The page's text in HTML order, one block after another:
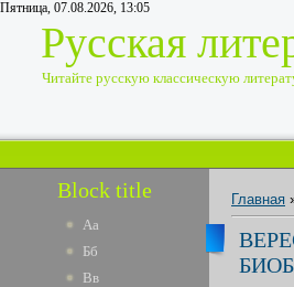
Пятница, 07.08.2026, 13:05
Русская
Читайте русскую классическую
Block title
Аа
Бб
Вв
Главная